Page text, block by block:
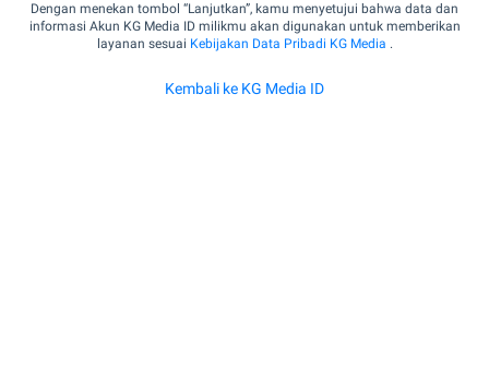
Dengan menekan tombol “Lanjutkan”, kamu menyetujui bahwa data dan
informasi Akun KG Media ID milikmu akan digunakan untuk memberikan
layanan sesuai Kebijakan Data Pribadi KG Media .
Kembali ke KG Media ID